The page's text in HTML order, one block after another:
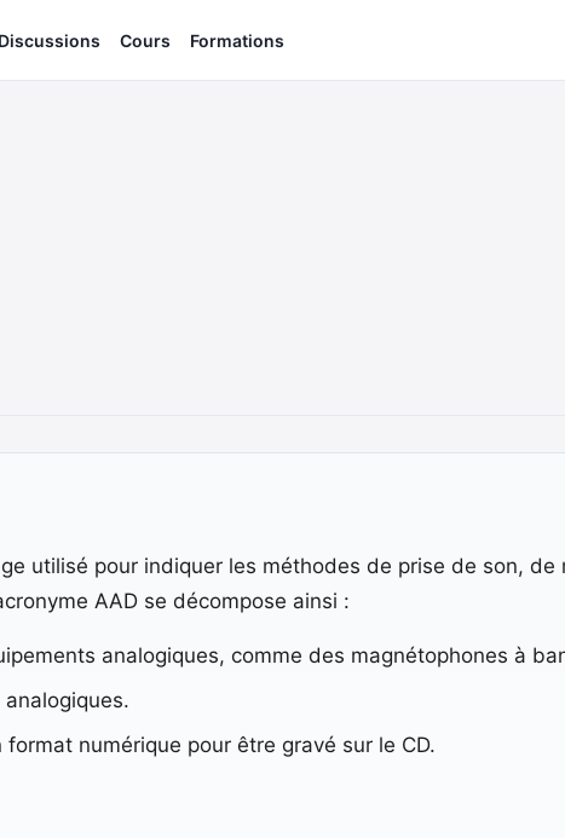
Discussions Cours Formations
utilisé pour indiquer les méthodes de prise de son, de
AAD se décompose ainsi :
analogiques, comme des magnétophones à
numérique pour être gravé sur le CD.